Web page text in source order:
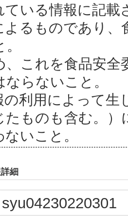
ている情報に記
よるものであり、
、これを食品安
らないこと。
の利用によって
たものも含む。
いこと。
細
syu04230220301